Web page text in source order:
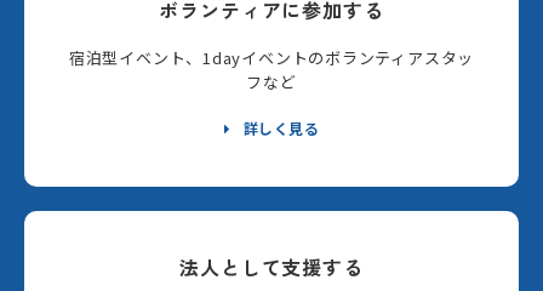
ボランティアに参加する
宿泊型イベント、1dayイベントのボランティアスタッ
フなど
詳しく見る
法人として支援する